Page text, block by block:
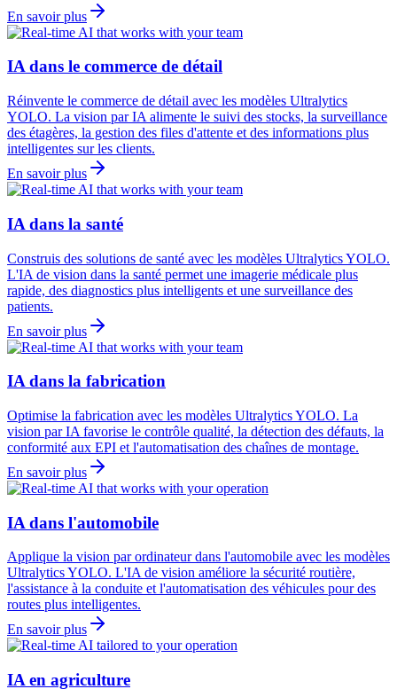
En savoir plus
IA dans le commerce de détail
Réinvente le commerce de détail avec les modèles Ultralytics
YOLO. La vision par IA alimente le suivi des stocks, la surveillance
des étagères, la gestion des files d'attente et des informations plus
intelligentes sur les clients.
En savoir plus
IA dans la santé
Construis des solutions de santé avec les modèles Ultralytics YOLO.
L'IA de vision dans la santé permet une imagerie médicale plus
rapide, des diagnostics plus intelligents et une surveillance des
patients.
En savoir plus
IA dans la fabrication
Optimise la fabrication avec les modèles Ultralytics YOLO. La
vision par IA favorise le contrôle qualité, la détection des défauts, la
conformité aux EPI et l'automatisation des chaînes de montage.
En savoir plus
IA dans l'automobile
Applique la vision par ordinateur dans l'automobile avec les modèles
Ultralytics YOLO. L'IA de vision améliore la sécurité routière,
l'assistance à la conduite et l'automatisation des véhicules pour des
routes plus intelligentes.
En savoir plus
IA en agriculture